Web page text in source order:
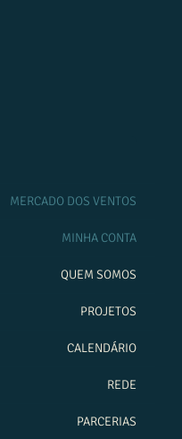
MERCADO DOS VENTOS
MINHA CONTA
QUEM SOMOS
PROJETOS
CALENDÁRIO
REDE
PARCERIAS